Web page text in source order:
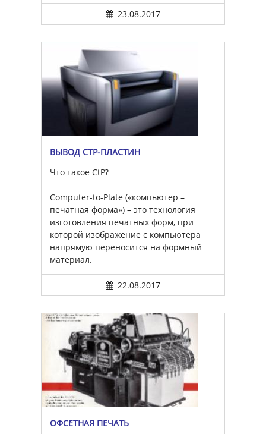
23.08.2017
ВЫВОД CTP-ПЛАСТИН
Что такое CtP?
Computer-to-Plate («компьютер –
печатная форма») – это технология
изготовления печатных форм, при
которой изображение с компьютера
напрямую переносится на формный
материал.
22.08.2017
ОФСЕ́ТНАЯ ПЕЧА́ТЬ